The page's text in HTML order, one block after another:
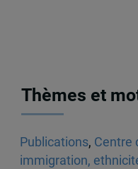
Thèmes et
Publications, Centre
immigration,